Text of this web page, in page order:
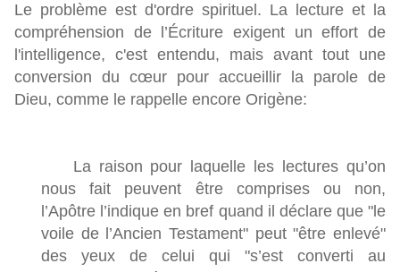
Le problème est d'ordre spirituel. La lecture et la
compréhension de l’Écriture exigent un effort de
l'intelligence, c'est entendu, mais avant tout une
conversion du cœur pour accueillir la parole de
Dieu, comme le rappelle encore Origène:
La raison pour laquelle les lectures qu’on
nous fait peuvent être comprises ou non,
l’Apôtre l’indique en bref quand il déclare que "le
voile de l’Ancien Testament" peut "être enlevé"
des yeux de celui qui "s’est converti au